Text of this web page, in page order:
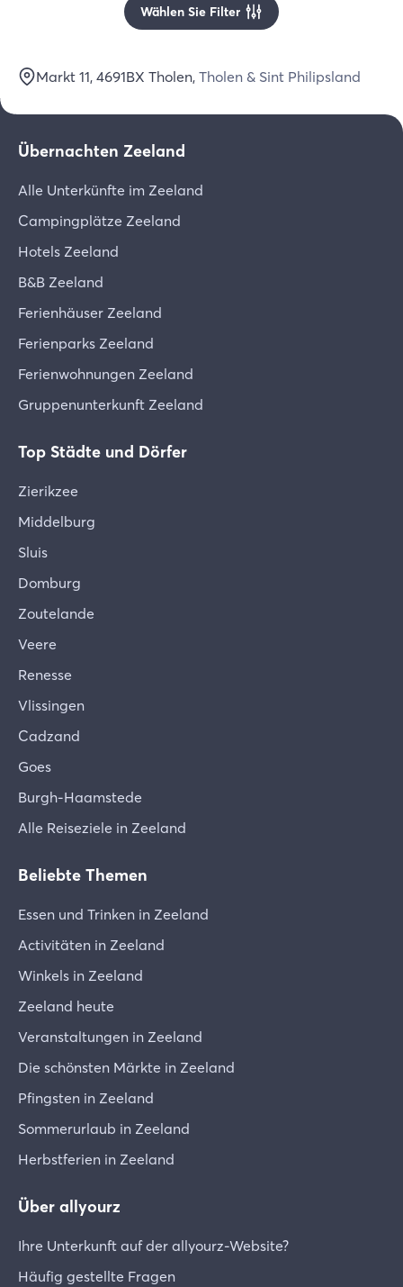
Wählen Sie Filter
Markt 11, 4691BX Tholen, Tholen & Sint Philipsland
Übernachten Zeeland
Alle Unterkünfte im Zeeland
Campingplätze Zeeland
Hotels Zeeland
B&B Zeeland
Ferienhäuser Zeeland
Ferienparks Zeeland
Ferienwohnungen Zeeland
Gruppenunterkunft Zeeland
Top Städte und Dörfer
Zierikzee
Middelburg
Sluis
Domburg
Zoutelande
Veere
Renesse
Vlissingen
Cadzand
Goes
Burgh-Haamstede
Alle Reiseziele in Zeeland
Beliebte Themen
Essen und Trinken in Zeeland
Activitäten in Zeeland
Winkels in Zeeland
Zeeland heute
Veranstaltungen in Zeeland
Die schönsten Märkte in Zeeland
Pfingsten in Zeeland
Sommerurlaub in Zeeland
Herbstferien in Zeeland
Über allyourz
Ihre Unterkunft auf der allyourz-Website?
Häufig gestellte Fragen